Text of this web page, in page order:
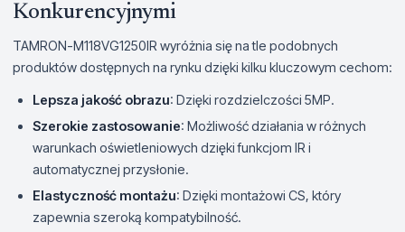
Konkurencyjnymi
TAMRON-M118VG1250IR wyróżnia się na tle podobnych
produktów dostępnych na rynku dzięki kilku kluczowym cechom:
Lepsza jakość obrazu: Dzięki rozdzielczości 5MP.
Szerokie zastosowanie: Możliwość działania w różnych
warunkach oświetleniowych dzięki funkcjom IR i
automatycznej przysłonie.
Elastyczność montażu: Dzięki montażowi CS, który
zapewnia szeroką kompatybilność.